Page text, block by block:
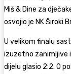
Miš & Dine za
osvojio je NK Široki
U velikom finalu
izuzetno zanimljive
dijelu glasio 2:2. O